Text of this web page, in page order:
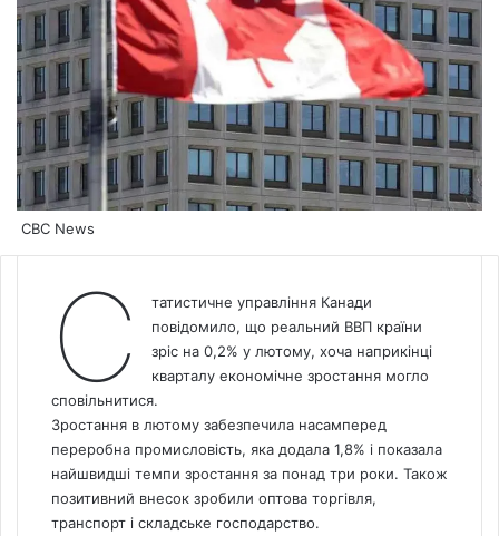
CBC News
С
татистичне управління Канади
повідомило, що реальний ВВП країни
зріс на 0,2% у лютому, хоча наприкінці
кварталу економічне зростання могло
сповільнитися.
Зростання в лютому забезпечила насамперед
переробна промисловість, яка додала 1,8% і показала
найшвидші темпи зростання за понад три роки. Також
позитивний внесок зробили оптова торгівля,
транспорт і складське господарство.